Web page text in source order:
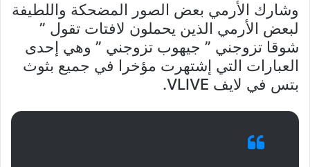
وشارك الأرمي بعض الصور المضحكة واللطيفة
لبعض الأرمي الذين يحملون لافتات تقول ”
شوقا تزوجني ” جيهوب تزوجني ” وهي إحدى
العبارات التي إشتهرت مؤخرا في جميع بثوث
بتس في لايف VLIVE.